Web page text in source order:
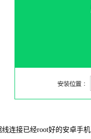
连接已经root好的安卓手